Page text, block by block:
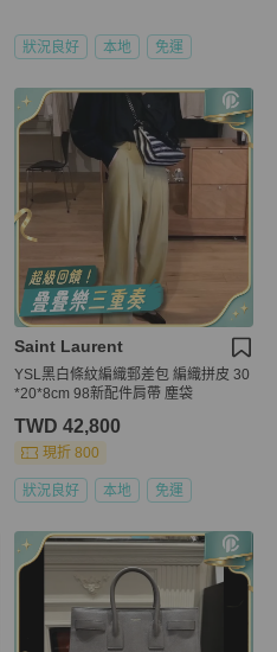
狀況良好 本地 免運
Saint Laurent
YSL黑白條紋編織郵差包 編織拼皮 30
*20*8cm 98新配件肩帶 塵袋
TWD 42,800
現折 800
狀況良好 本地 免運